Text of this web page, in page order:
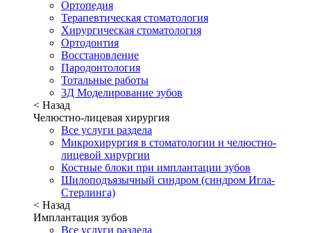
Ортопедия
Терапевтическая стоматология
Хирургическая стоматология
Ортодонтия
Восстановление
Пародонтология
Тотальные работы
3Д Моделирование зубов
< Назад
Челюстно-лицевая хирургия
Все услуги раздела
Микрохирургия в стоматологии и челюстно-
лицевой хирургии
Костные блоки при имплантации зубов
Шилоподъязычный синдром (синдром Игла-
Стерлинга)
< Назад
Имплантация зубов
Все услуги раздела